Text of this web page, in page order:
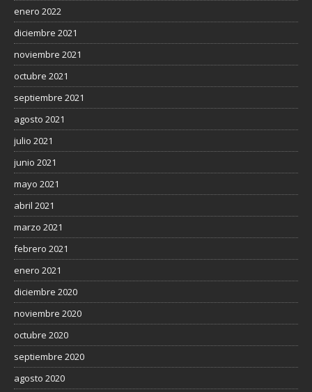
enero 2022
diciembre 2021
noviembre 2021
octubre 2021
septiembre 2021
agosto 2021
julio 2021
junio 2021
mayo 2021
abril 2021
marzo 2021
febrero 2021
enero 2021
diciembre 2020
noviembre 2020
octubre 2020
septiembre 2020
agosto 2020